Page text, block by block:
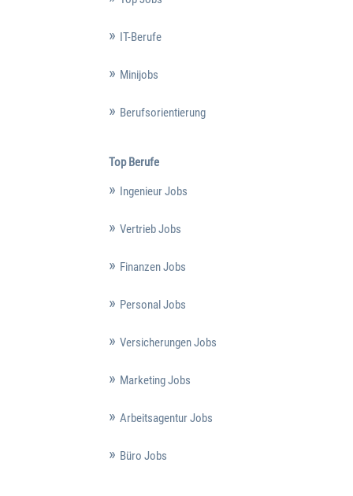
IT-Berufe
Minijobs
Berufsorientierung
Top Berufe
Ingenieur Jobs
Vertrieb Jobs
Finanzen Jobs
Personal Jobs
Versicherungen Jobs
Marketing Jobs
Arbeitsagentur Jobs
Büro Jobs